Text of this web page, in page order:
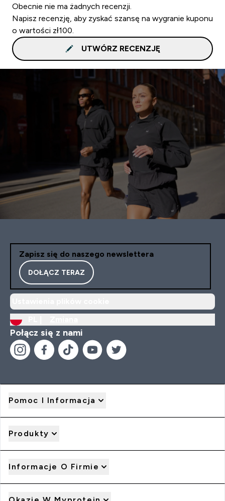
Obecnie nie ma żadnych recenzji.
Napisz recenzję, aby zyskać szansę na wygranie kuponu
o wartości zł100.
UTWÓRZ RECENZJĘ
Zapisz się do naszego newslettera
DOŁĄCZ TERAZ
Połącz się z nami
Pomoc I Informacja
Produkty
Informacje O Firmie